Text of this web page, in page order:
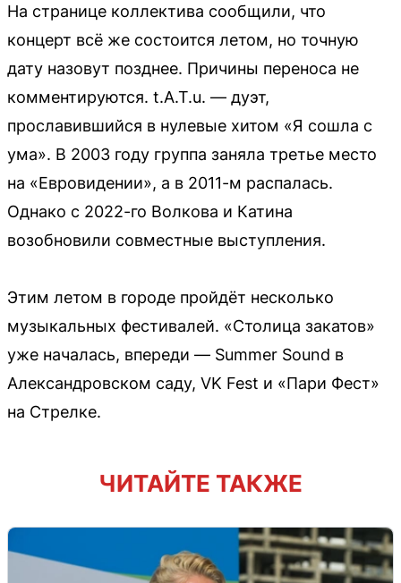
На странице коллектива сообщили, что
концерт всё же состоится летом, но точную
дату назовут позднее. Причины переноса не
комментируются. t.A.T.u. — дуэт,
прославившийся в нулевые хитом «Я сошла с
ума». В 2003 году группа заняла третье место
на «Евровидении», а в 2011-м распалась.
Однако с 2022-го Волкова и Катина
возобновили совместные выступления.
Этим летом в городе пройдёт несколько
музыкальных фестивалей. «Столица закатов»
уже началась, впереди — Summer Sound в
Александровском саду, VK Fest и «Пари Фест»
на Стрелке.
ЧИТАЙТЕ ТАКЖЕ